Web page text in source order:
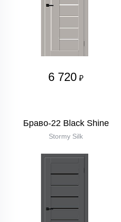
6 720 ₽
Браво-22 Black Shine
Stormy Silk